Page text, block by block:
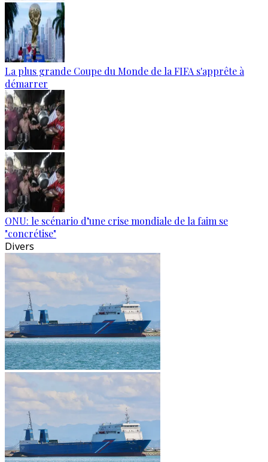
La plus grande Coupe du Monde de la FIFA s'apprête à
démarrer
ONU: le scénario d’une crise mondiale de la faim se
"concrétise"
Divers